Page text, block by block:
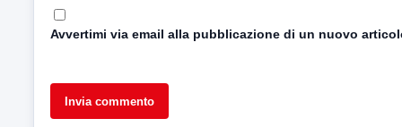
Avvertimi via email alla pubblicazione di un nuovo